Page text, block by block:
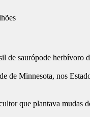
saurópode
Minnesota, nos
que plantava mudas